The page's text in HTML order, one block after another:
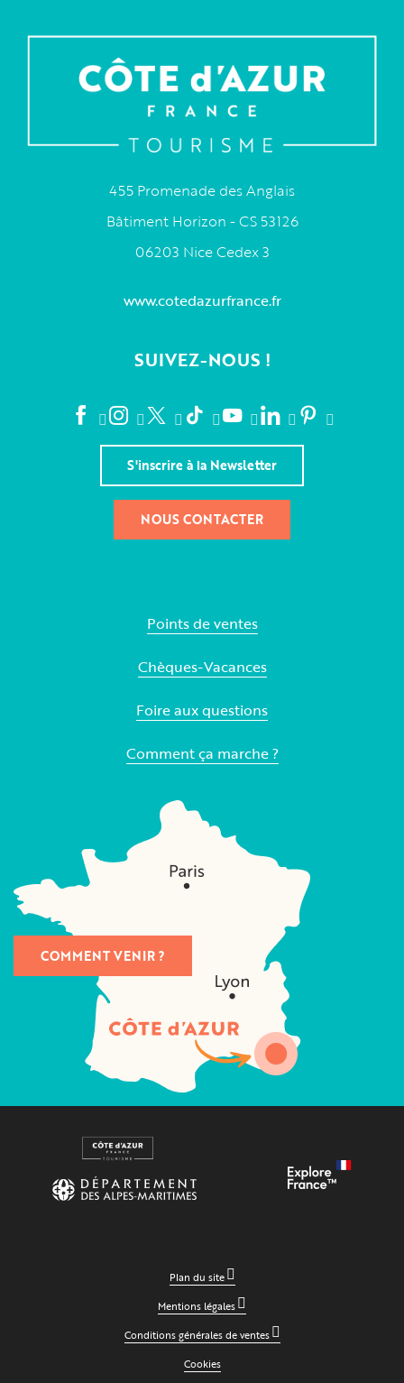
455 Promenade des Anglais
Bâtiment Horizon - CS 53126
06203 Nice Cedex 3
www.cotedazurfrance.fr
SUIVEZ-NOUS !
S'inscrire à la Newsletter
NOUS CONTACTER
Points de ventes
Chèques-Vacances
Foire aux questions
Comment ça marche ?
COMMENT VENIR ?
Plan du site
Mentions légales
Conditions générales de ventes
Cookies